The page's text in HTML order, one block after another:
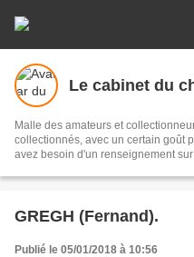
Le cabinet du
Malle des amateurs et
collectionnés, avec un certain goût
avez besoin d'un renseignement
GREGH (Fernand).
Publié le 05/01/2018 à 10:56